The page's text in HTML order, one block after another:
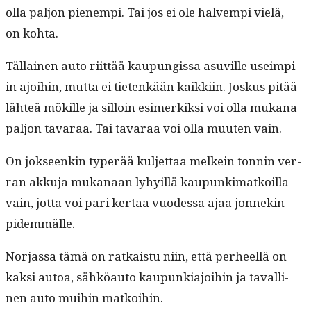
olla paljon pienem­pi. Tai jos ei ole halvem­pi vielä,
on kohta.
Täl­lainen auto riit­tää kaupungis­sa asuville useimpi­
in ajoi­hin, mut­ta ei tietenkään kaikki­in. Joskus pitää
lähteä mökille ja sil­loin esimerkik­si voi olla mukana
paljon tavaraa. Tai tavaraa voi olla muuten vain.
On jok­seenkin type­r­ää kul­jet­taa melkein ton­nin ver­
ran akku­ja mukanaan lyhy­il­lä kaupunki­matkoil­la
vain, jot­ta voi pari ker­taa vuodessa ajaa jon­nekin
pidemmälle.
Nor­jas­sa tämä on ratkaistu niin, että per­heel­lä on
kak­si autoa, sähköau­to kaupunki­a­joi­hin ja tavalli­
nen auto mui­hin matkoihin.